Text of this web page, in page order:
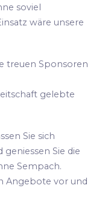
soviel
wäre unsere
treuen Sponsoren
gelebte
Sie sich
Sie die
Sempach.
Angebote vor und